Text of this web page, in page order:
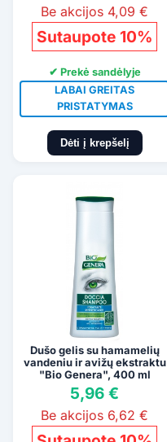
Be akcijos 4,09 €
Sutaupote 10%
✔ Prekė sandėlyje
LABAI GREITAS
PRISTATYMAS
Dėti į krepšelį
Dušo gelis su hamamelių
vandeniu ir avižų ekstraktu
"Bio Genera", 400 ml
5,96 €
Be akcijos 6,62 €